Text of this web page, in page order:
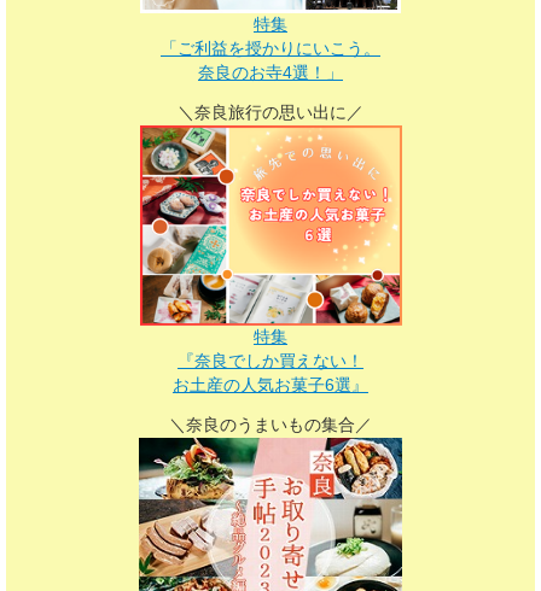
特集
「ご利益を授かりにいこう。
奈良のお寺4選！」
＼奈良旅行の思い出に／
特集
『奈良でしか買えない！
お土産の人気お菓子6選』
＼奈良のうまいもの集合／